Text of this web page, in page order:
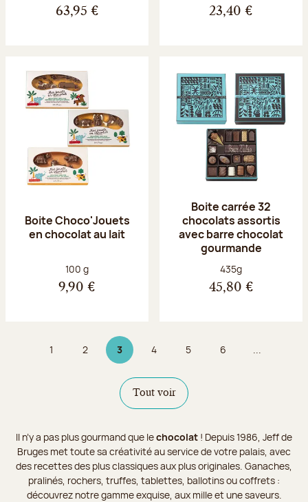
63,95 € 23,40 €
Boite Choco'Jouets
en chocolat au lait
Poids net :
100 g
9,90 €
Boite carrée 32
chocolats assortis
avec barre chocolat
gourmande
Poids net :
435g
45,80 €
Page
1 Page
2 3Page 3 sur 9
Page
4 Page
5 Page
6 ...
Tout voir
Il n’y a pas plus gourmand que lechocolat ! Depuis 1986, Jeff de
Bruges met toute sa créativité au service de votre palais, avec
des recettes des plus classiques aux plus originales. Ganaches,
pralinés, rochers, truffes, tablettes, ballotins ou coffrets :
découvrez notre gamme exquise, aux mille et une saveurs.